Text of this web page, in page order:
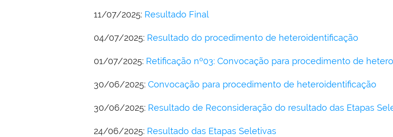
11/07/2025: Resultado Final
04/07/2025: Resultado do procedimento de heteroidentificação
01/07/2025: Retificação nº03: Convocação para procedimento de
30/06/2025: Convocação para procedimento de heteroidentificação
30/06/2025: Resultado de Reconsideração do resultado das Etapas
24/06/2025: Resultado das Etapas Seletivas